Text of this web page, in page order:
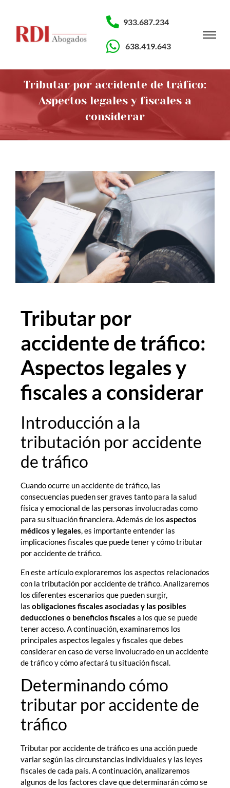
933.687.234
638.419.643
Tributar por accidente de tráfico:
Aspectos legales y fiscales a
considerar
Tributar por
accidente de tráfico:
Aspectos legales y
fiscales a considerar
Introducción a la
tributación por accidente
de tráfico
Cuando ocurre un accidente de tráfico, las
consecuencias pueden ser graves tanto para la salud
física y emocional de las personas involucradas como
para su situación financiera. Además de los aspectos
médicos y legales, es importante entender las
implicaciones fiscales que puede tener y cómo tributar
por accidente de tráfico.
En este artículo exploraremos los aspectos relacionados
con la tributación por accidente de tráfico. Analizaremos
los diferentes escenarios que pueden surgir,
las obligaciones fiscales asociadas y las posibles
deducciones o beneficios fiscales a los que se puede
tener acceso. A continuación, examinaremos los
principales aspectos legales y fiscales que debes
considerar en caso de verse involucrado en un accidente
de tráfico y cómo afectará tu situación fiscal.
Determinando cómo
tributar por accidente de
tráfico
Tributar por accidente de tráfico es una acción puede
variar según las circunstancias individuales y las leyes
fiscales de cada país. A continuación, analizaremos
algunos de los factores clave que determinarán cómo se